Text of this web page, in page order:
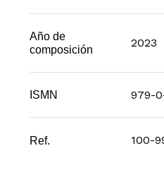
Año de
composición
2023
ISMN 979-
Ref. 100-